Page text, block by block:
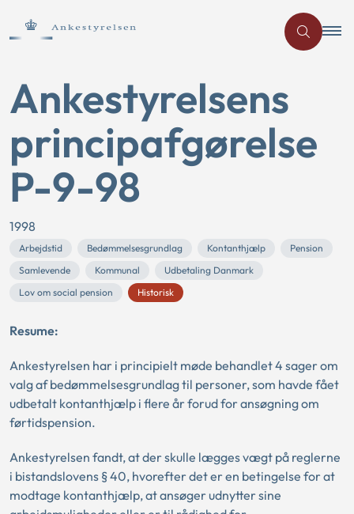
Ankestyrelsens
principafgørelse
P-9-98
1998
Arbejdstid Bedømmelsesgrundlag Kontanthjælp
Pension
Samlevende
Kommunal
Udbetaling Danmark
Lov om social pension
Historisk
Resume:
Ankestyrelsen har i principielt møde behandlet 4 sager om
valg af bedømmelsesgrundlag til personer, som havde fået
udbetalt kontanthjælp i flere år forud for ansøgning om
førtidspension.
Ankestyrelsen fandt, at der skulle lægges vægt på reglerne
i bistandslovens § 40, hvorefter det er en betingelse for at
modtage kontanthjælp, at ansøger udnytter sine